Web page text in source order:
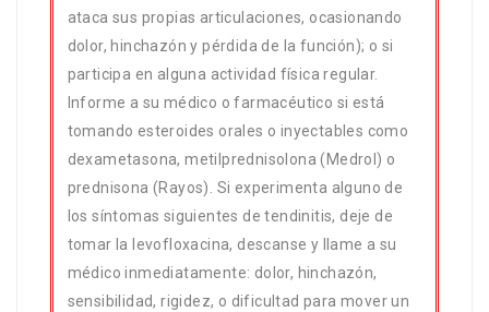
ataca sus propias articulaciones, ocasionando
dolor, hinchazón y pérdida de la función); o si
participa en alguna actividad física regular.
Informe a su médico o farmacéutico si está
tomando esteroides orales o inyectables como
dexametasona, metilprednisolona (Medrol) o
prednisona (Rayos). Si experimenta alguno de
los síntomas siguientes de tendinitis, deje de
tomar la levofloxacina, descanse y llame a su
médico inmediatamente: dolor, hinchazón,
sensibilidad, rigidez, o dificultad para mover un